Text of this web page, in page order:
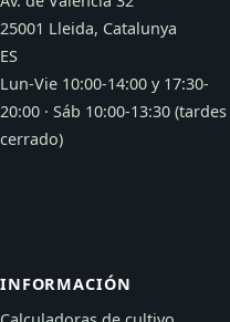
25001 Lleida, Catalunya
ES
Lun-Vie 10:00-14:00 y 17:30-
20:00 · Sáb 10:00-13:30 (tardes
cerrado)
INFORMACIÓN